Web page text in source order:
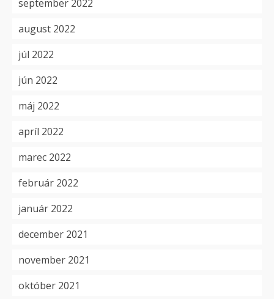
september 2022
august 2022
júl 2022
jún 2022
máj 2022
apríl 2022
marec 2022
február 2022
január 2022
december 2021
november 2021
október 2021